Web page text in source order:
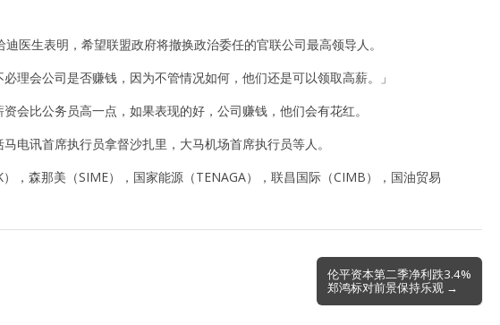
医生表明，希望联盟政府将撤换政治委任的官联公司最高领导人。
理会公司是否赚钱，因为不管情况如何，他们还是可以领取高薪。」
会比公务员高一点，如果表现的好，公司赚钱，他们会有花红。
电讯首席执行员拿督沙扎里，大马机场首席执行员等人。
，森那美（SIME），国家能源（TENAGA），联昌国际（CIMB），国油贸易
伦平资本第二季净利跌3.4%
郑鸿标对前景保持乐观 →